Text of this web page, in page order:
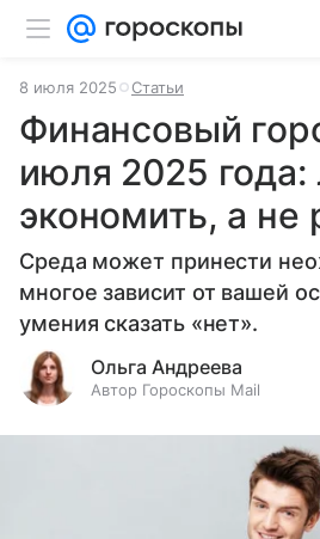
8 июля 2025 Статьи
Финансовый
июля 2025 года:
экономить, а не
Среда может принести
многое зависит от вашей
умения сказать «нет».
Ольга Андреева
Автор Гороскопы Mail